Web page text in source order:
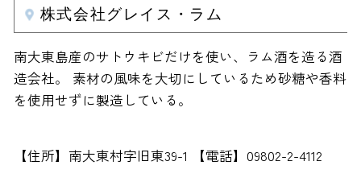
株式会社グレイス・ラム
南大東島産のサトウキビだけを使い、ラム酒を造る酒
造会社。 素材の風味を大切にしているため砂糖や香料
を使用せずに製造している。
【住所】南大東村字旧東39-1 【電話】09802-2-4112